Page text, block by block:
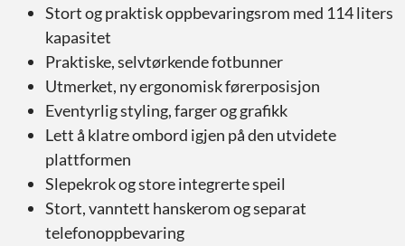
Stort og praktisk oppbevaringsrom med 114 liters
kapasitet
Praktiske, selvtørkende fotbunner
Utmerket, ny ergonomisk førerposisjon
Eventyrlig styling, farger og grafikk
Lett å klatre ombord igjen på den utvidete
plattformen
Slepekrok og store integrerte speil
Stort, vanntett hanskerom og separat
telefonoppbevaring